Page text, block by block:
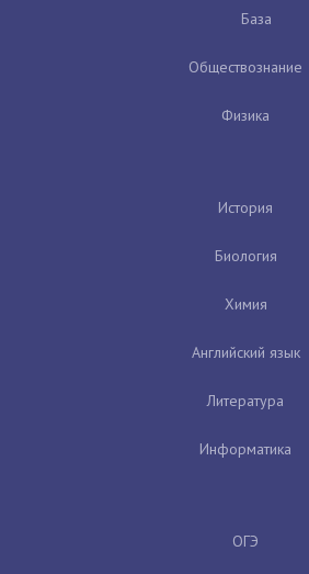
База
Обществознание
Физика
История
Биология
Химия
Английский язык
Литература
Информатика
ОГЭ